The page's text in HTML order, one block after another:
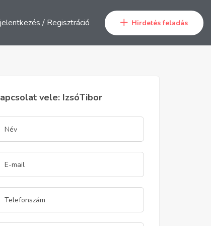
/ Regisztráció Hirdetés feladás
vele: IzsóTibor